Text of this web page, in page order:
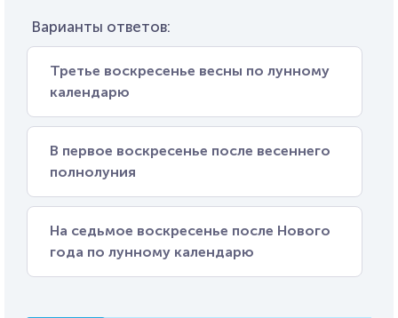
Варианты ответов:
Третье воскресенье весны по лунному
календарю
В первое воскресенье после весеннего
полнолуния
На седьмое воскресенье после Нового
года по лунному календарю